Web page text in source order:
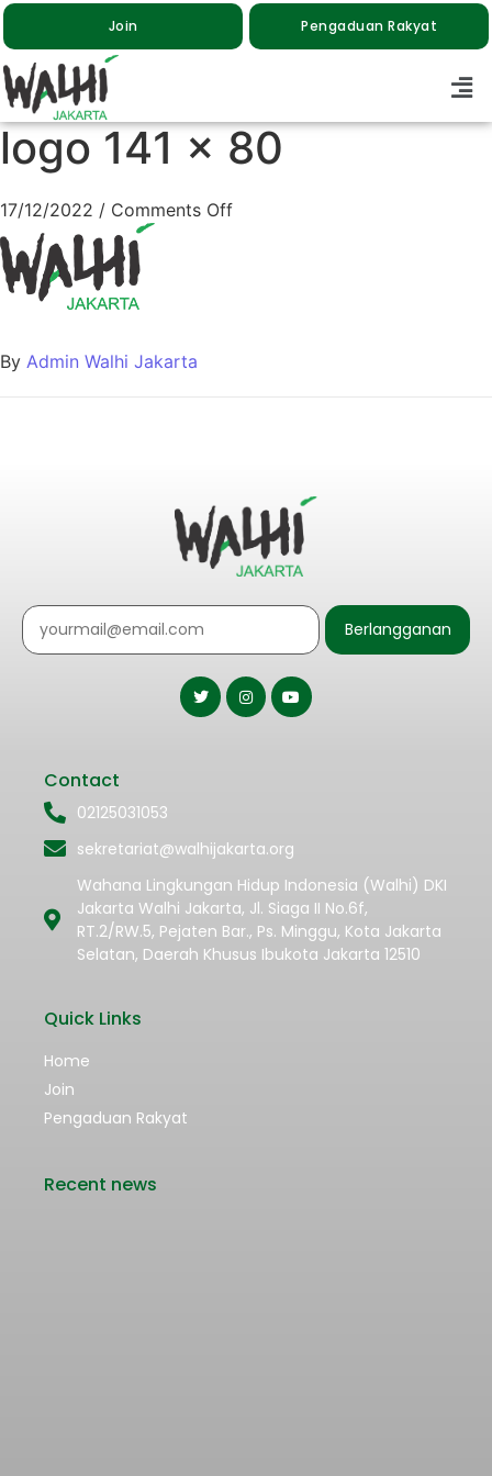
Join Pengaduan Rakyat
logo 141 x 80
17/12/2022 / Comments Off
By Admin Walhi Jakarta
Berlangganan
Contact
02125031053
sekretariat@walhijakarta.org
Wahana Lingkungan Hidup Indonesia (Walhi) DKI
Jakarta Walhi Jakarta, Jl. Siaga II No.6f,
RT.2/RW.5, Pejaten Bar., Ps. Minggu, Kota Jakarta
Selatan, Daerah Khusus Ibukota Jakarta 12510
Quick Links
Home
Join
Pengaduan Rakyat
Recent news